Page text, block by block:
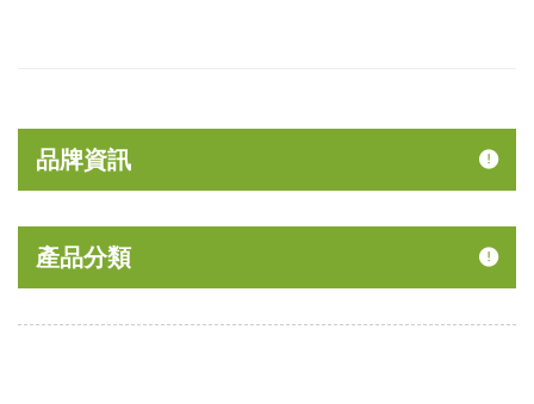
品牌資訊
產品分類